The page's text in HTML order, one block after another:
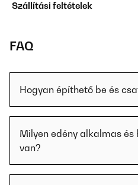
Szállítási feltételek
FAQ
Hogyan építhető be és
Milyen edény alkalmas és
van?